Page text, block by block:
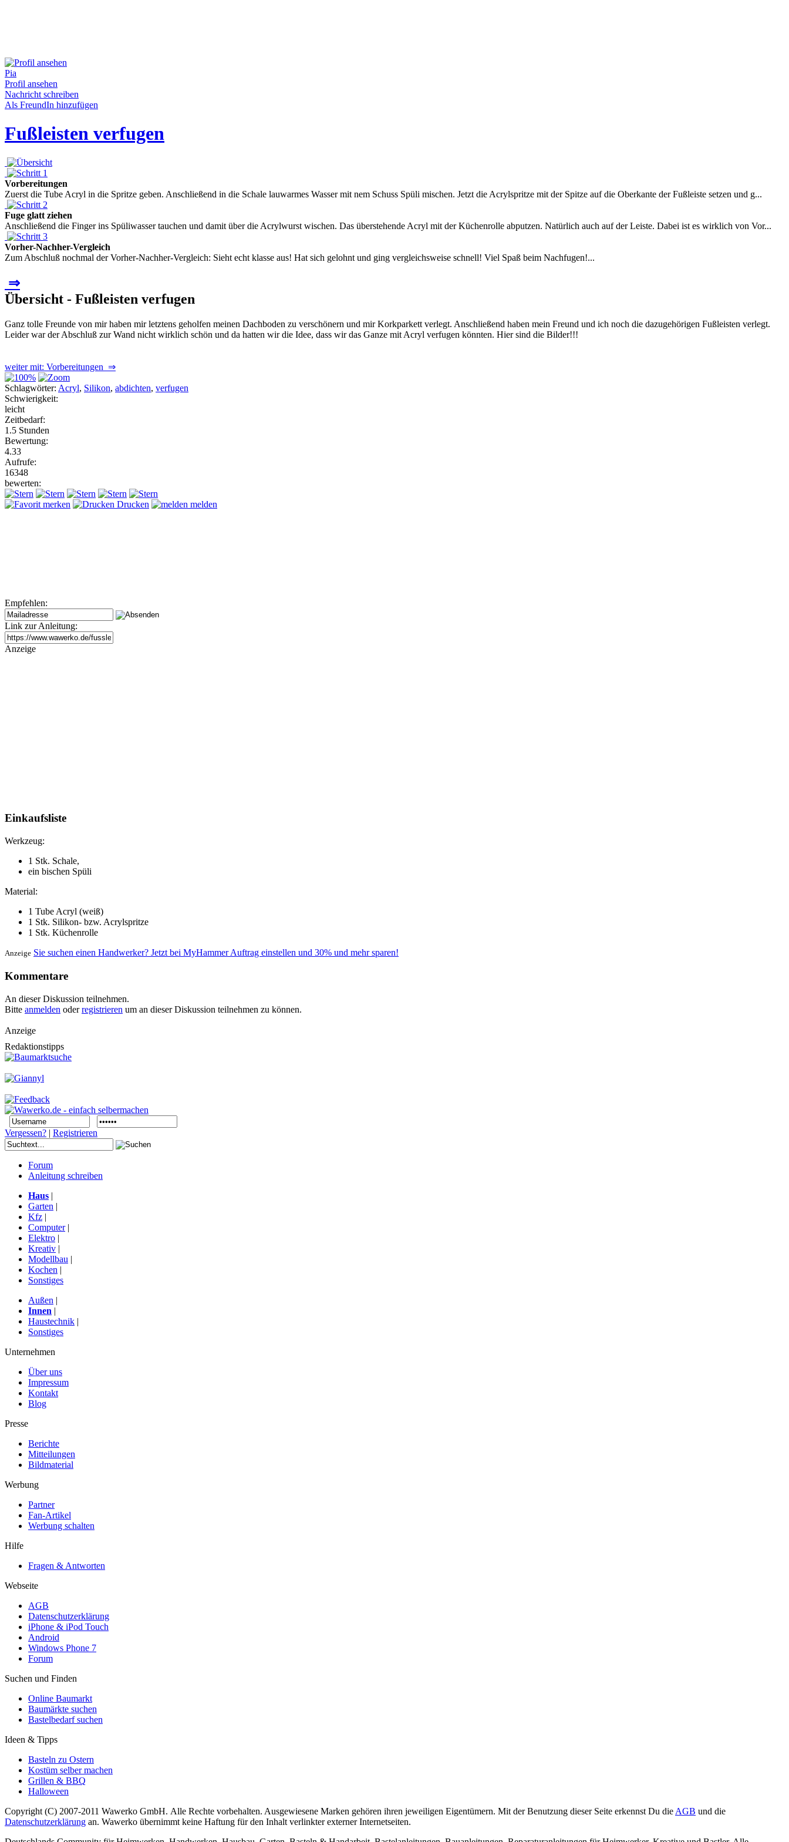
Pia
Profil ansehen
Nachricht schreiben
Als FreundIn hinzufügen
Fußleisten verfugen
Vorbereitungen
Zuerst die Tube Acryl in die Spritze geben. Anschließend in die Schale lauwarmes Wasser mit nem Schuss Spüli mischen. Jetzt die Acrylspritze mit der Spitze auf die Oberkante der Fußleiste setzen und g...
Fuge glatt ziehen
Anschließend die Finger ins Spüliwasser tauchen und damit über die Acrylwurst wischen. Das überstehende Acryl mit der Küchenrolle abputzen. Natürlich auch auf der Leiste. Dabei ist es wirklich von Vor...
Vorher-Nachher-Vergleich
Zum Abschluß nochmal der Vorher-Nachher-Vergleich: Sieht echt klasse aus! Hat sich gelohnt und ging vergleichsweise schnell! Viel Spaß beim Nachfugen!...
⇒
Übersicht - Fußleisten verfugen
Ganz tolle Freunde von mir haben mir letztens geholfen meinen Dachboden zu verschönern und mir Korkparkett verlegt. Anschließend haben mein Freund und ich noch die dazugehörigen Fußleisten verlegt.
Leider war der Abschluß zur Wand nicht wirklich schön und da hatten wir die Idee, dass wir das Ganze mit Acryl verfugen könnten. Hier sind die Bilder!!!
weiter mit: Vorbereitungen ⇒
Schlagwörter: Acryl, Silikon, abdichten, verfugen
Schwierigkeit:
leicht
Zeitbedarf:
1.5 Stunden
Bewertung:
4.33
Aufrufe:
16348
bewerten:
merken Drucken melden
Empfehlen:
Link zur Anleitung:
Anzeige
Einkaufsliste
Werkzeug:
1 Stk. Schale,
ein bischen Spüli
Material:
1 Tube Acryl (weiß)
1 Stk. Silikon- bzw. Acrylspritze
1 Stk. Küchenrolle
Anzeige Sie suchen einen Handwerker? Jetzt bei MyHammer Auftrag einstellen und 30% und mehr sparen!
Kommentare
An dieser Diskussion teilnehmen.
Bitte anmelden oderregistrieren um an dieser Diskussion teilnehmen zu können.
Anzeige
Redaktionstipps
Vergessen? | Registrieren
Forum
Anleitung schreiben
Haus |
Garten |
Kfz |
Computer|
Elektro |
Kreativ |
Modellbau |
Kochen |
Sonstiges
Außen |
Innen |
Haustechnik |
Sonstiges
Unternehmen
Über uns
Impressum
Kontakt
Blog
Presse
Berichte
Mitteilungen
Bildmaterial
Werbung
Partner
Fan-Artikel
Werbung schalten
Hilfe
Fragen & Antworten
Webseite
AGB
Datenschutzerklärung
iPhone & iPod Touch
Android
Windows Phone 7
Forum
Suchen und Finden
Online Baumarkt
Baumärkte suchen
Bastelbedarf suchen
Ideen & Tipps
Basteln zu Ostern
Kostüm selber machen
Grillen & BBQ
Halloween
Copyright (C) 2007-2011 Wawerko GmbH. Alle Rechte vorbehalten. Ausgewiesene Marken gehören ihren jeweiligen Eigentümern. Mit der Benutzung dieser Seite erkennst Du die AGB und die
Datenschutzerklärung an. Wawerko übernimmt keine Haftung für den Inhalt verlinkter externer Internetseiten.